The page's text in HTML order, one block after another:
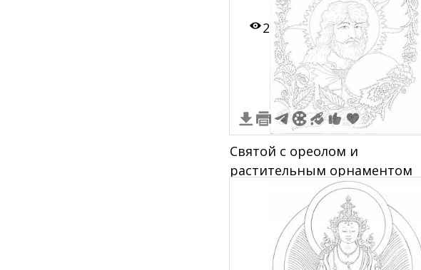
2
Святой с ореолом и
растительным орнаментом